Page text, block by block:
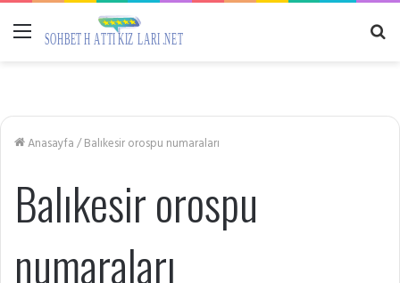
Menü
Anasayfa/Balıkesir orospu numaraları
Balıkesir orospu
numaraları